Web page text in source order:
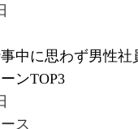
中に思わず男性社
ンTOP3
ス